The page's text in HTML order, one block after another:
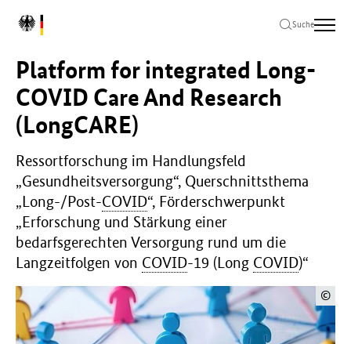
Hauptinhalt
springen
Hauptnavigation
springen
Seitenende
springen
L
o
B
u
n
d
e
s
m
i
i
s
t
e
r
u
Suche
Platform for integrated Long-
COVID Care And Research
(LongCARE)
Ressortforschung im Handlungsfeld
„Gesundheitsversorgung“, Querschnittsthema
„Long-/Post-COVID“, Förderschwerpunkt
„Erforschung und Stärkung einer
bedarfsgerechten Versorgung rund um die
Langzeitfolgen von COVID-19 (Long COVID)“
©